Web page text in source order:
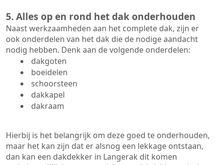
5. Alles op en rond het dak onderhouden
Naast werkzaamheden aan het complete dak, zijn er
ook onderdelen van het dak die de nodige aandacht
nodig hebben. Denk aan de volgende onderdelen:
dakgoten
boeidelen
schoorsteen
dakkapel
dakraam
Hierbij is het belangrijk om deze goed te onderhouden,
maar het kan zijn dat er alsnog een lekkage ontstaan,
dan kan een dakdekker in Langerak dit komen